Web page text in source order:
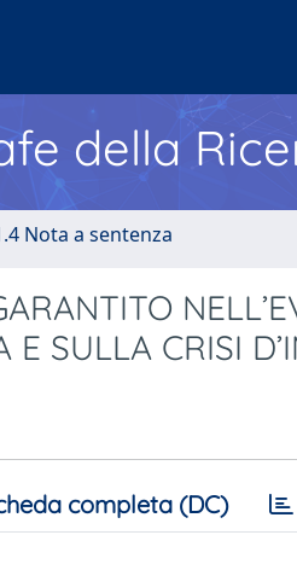
della
Nota a sentenza
E SULLA CRISI
completa (DC)